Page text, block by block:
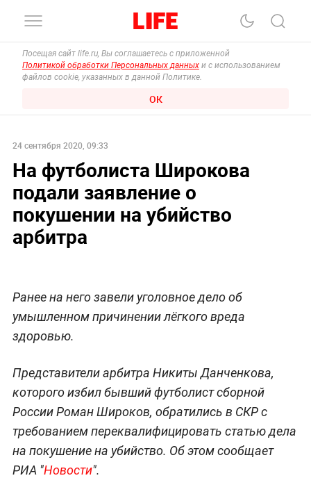
Посещая сайт life.ru, Вы соглашаетесь с приложенной
Политикой обработки Персональных данных и с использованием
файлов cookie, указанных в данной Политике.
ОК
24 сентября 2020, 09:33
На футболиста Широкова
подали заявление о
покушении на убийство
арбитра
Ранее на него завели уголовное дело об
умышленном причинении лёгкого вреда
здоровью.
Представители арбитра Никиты Данченкова,
которого избил бывший футболист сборной
России Роман Широков, обратились в СКР с
требованием переквалифицировать статью дела
на покушение на убийство. Об этом сообщает
РИА "Новости".